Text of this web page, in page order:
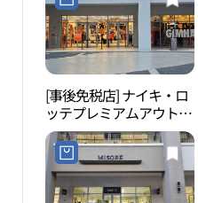
[事後免税店] ナイキ・ロ
ッテプレミアムアウトレ
ットキムヘ（金海）店
(나이키 롯데프리미엄아
울렛 김해점)